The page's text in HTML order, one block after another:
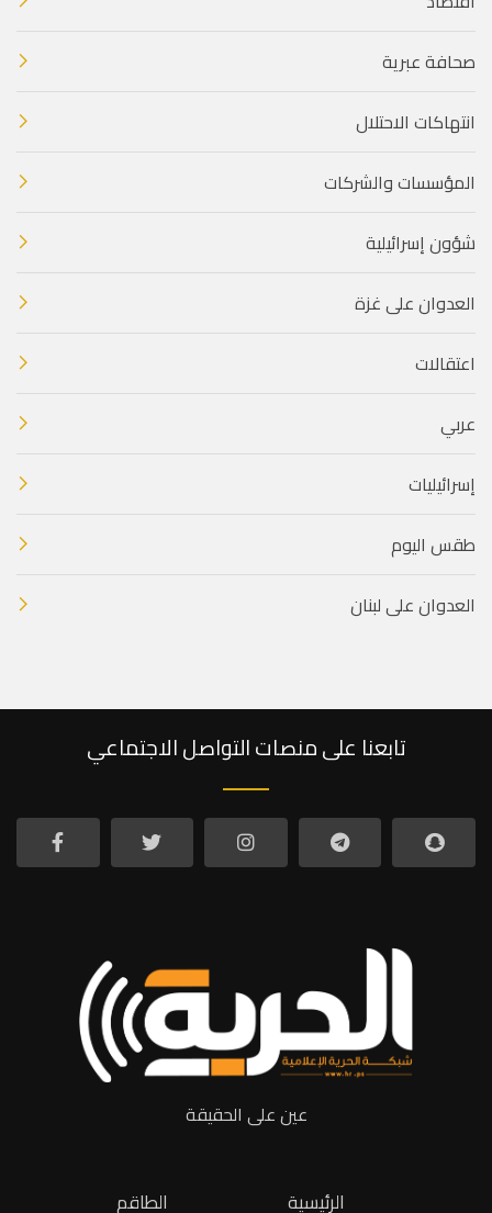
صحافة عبرية
انتهاكات الاحتلال
المؤسسات والشركات
شؤون إسرائيلية
العدوان على غزة
اعتقالات
عربي
إسرائيليات
طقس اليوم
العدوان على لبنان
تابعنا على منصات التواصل الاجتماعي
عين على الحقيقة
الطاقم الرئيسية